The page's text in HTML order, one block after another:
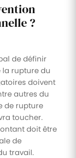
?
de définir
la rupture du
doivent
autres du
de rupture
toucher.
doit être
de
travail.